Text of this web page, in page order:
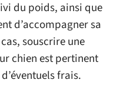
du poids, ainsi que
d’accompagner sa
souscrire une
chien est pertinent
frais.